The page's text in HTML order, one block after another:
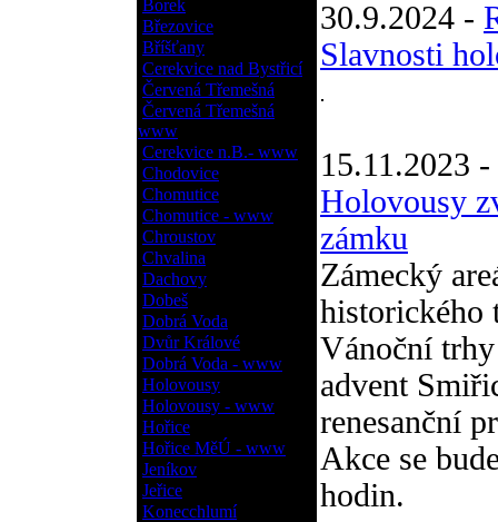
Borek
Březovice
Bříšťany
Cerekvice nad Bystřicí
Červená Třemešná
Červená Třemešná
www
Cerekvice n.B.- www
Chodovice
Chomutice
Chomutice - www
Chroustov
Chvalina
Dachovy
Dobeš
Dobrá Voda
Dvůr Králové
Dobrá Voda - www
Holovousy
Holovousy - www
Hořice
Hořice MěÚ - www
Jeníkov
Jeřice
Konecchlumí
30.9.2024 -
Slavnosti
15.11.2023 -
Holovousy
zámku
Zámecký
historického
Vánoční trhy
advent
renesanční
Akce se
hodin.